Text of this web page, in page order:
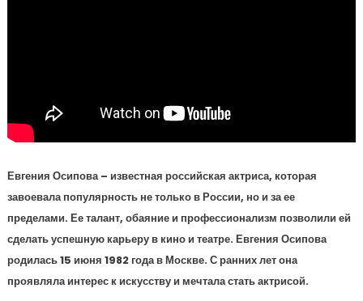
Евгения Осипова – известная российская актриса, которая
завоевала популярность не только в России, но и за ее
пределами. Ее талант, обаяние и профессионализм позволили ей
сделать успешную карьеру в кино и театре. Евгения Осипова
родилась 15 июня 1982 года в Москве. С ранних лет она
проявляла интерес к искусству и мечтала стать актрисой.